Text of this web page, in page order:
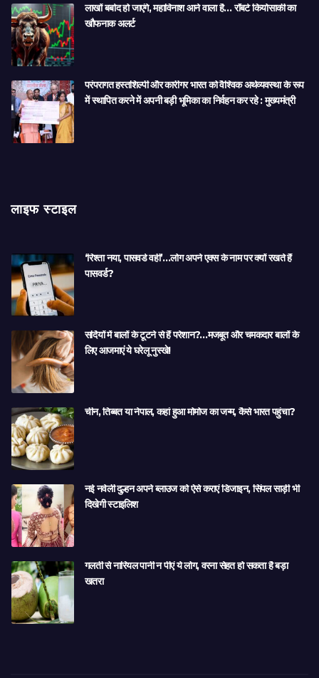
लाखों बर्बाद हो जाएंगे, महाविनाश आने वाला है… रॉबर्ट कियोसाकी का
खौफनाक अलर्ट
परंपरागत हस्तशिल्पी और कारीगर भारत को वैश्विक अर्थव्यवस्था के रूप
में स्थापित करने में अपनी बड़ी भूमिका का निर्वहन कर रहे : मुख्यमंत्री
लाइफ स्टाइल
‘रिश्ता नया, पासवर्ड वही’…लोग अपने एक्स के नाम पर क्यों रखते हैं
पासवर्ड?
सर्दियों में बालों के टूटने से हैं परेशान?…मजबूत और चमकदार बालों के
लिए आजमाएं ये घरेलू नुस्खे!
चीन, तिब्बत या नेपाल, कहां हुआ मोमोज का जन्म, कैसे भारत पहुंचा?
नई नवेली दुल्हन अपने ब्लाउज को ऐसे कराएं डिजाइन, सिंपल साड़ी भी
दिखेगी स्टाइलिश
गलती से नारियल पानी न पीएं ये लोग, वरना सेहत हो सकता है बड़ा
खतरा